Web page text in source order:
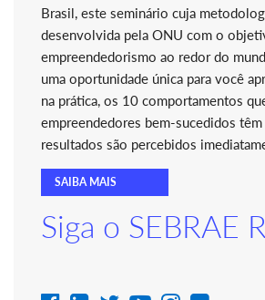
Brasil, este seminário cuja
desenvolvida pela ONU com o
empreendedorismo ao redor do
uma oportunidade única para você
na prática, os 10 comportamentos
empreendedores bem-sucedidos
resultados são percebidos
SAIBA MAIS
Siga o SEBRAE